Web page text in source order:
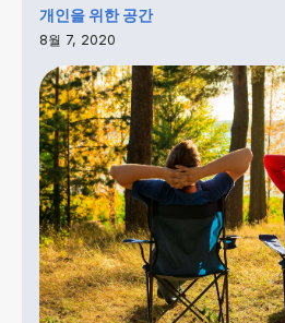
개인을 위한 공간
8월 7, 2020